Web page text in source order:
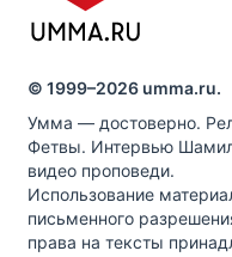
© 1999–2026 umma.ru.
Умма — достоверно.
Фетвы. Интервью
видео проповеди.
Использование
письменного
права на тексты